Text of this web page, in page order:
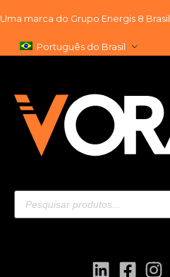
para
Uma marca do Grupo Energis 8 Brasil
Português do Brasil